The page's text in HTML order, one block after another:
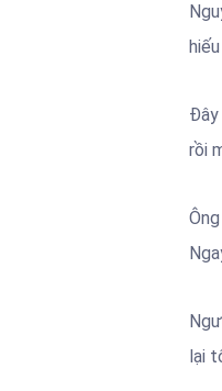
Đây
rồi
lại